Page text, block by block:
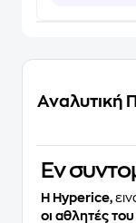
Αναλυτική
Eν
Η Hyperice,
οι αθλητές